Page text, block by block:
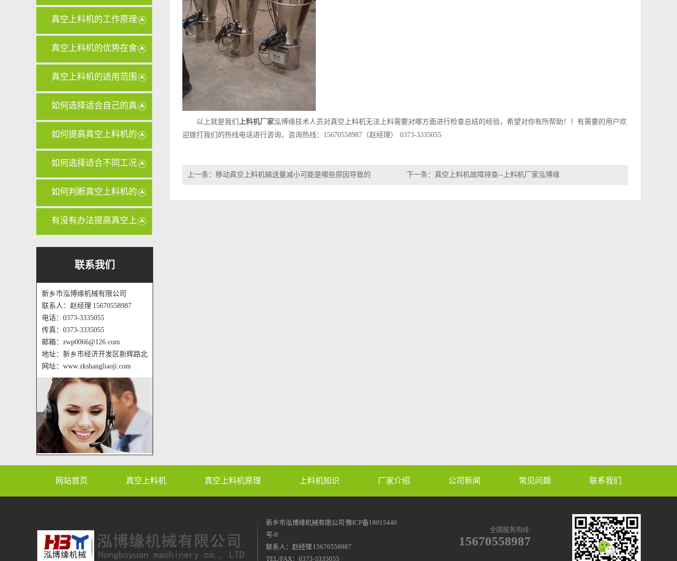
滤芯在清
真空上料机的工作原理
对其设计
真空上料机的优势在食
品行业中
真空上料机的适用范围
有哪些？
如何选择适合自己的真
空上料机
如何提高真空上料机的
输送量？
如何选择适合不同工况
的真空上
如何判断真空上料机的
管路是否
有没有办法提高真空上
料机的输
联系我们
新乡市泓博缘机械有限公司
联系人：赵经理 15670558987
电话：0373-3335055
传真：0373-3335055
邮箱：zwp0066@126.com
地址：新乡市经济开发区新辉路北
网址：www.zkshangliaoji.com
以上就是我们 上料机厂家泓博缘技术人员对真空上料机无法上料需要对哪方面进行检查总结的经验，希望对你有所帮助！！有需要的用户欢
迎拨打我们的热线电话进行咨询，咨询热线：15670558987（赵经理） 0373-3335055
上一条： 移动真空上料机输送量减小可能是哪些原因导致的 下一条： 真空上料机故障排查--上料机厂家泓博缘
网站首页 真空上料机 真空上料机原理 上料机知识 厂家介绍 公司新闻 常见问题 联系我们
新乡市泓博缘机械有限公司 豫ICP备18015440
号-8
联系人：赵经理 15670558987
TEL/FAX：0373-3335055
全国服务热线:
15670558987